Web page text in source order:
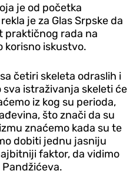
je od početka
je za Glas Srpske da
praktičnog rada na
korisno iskustvo.
četiri skeleta odraslih i
istraživanja skeleti će
iz kog su perioda,
što znači da su
znaćemo kada su te
dobiti jednu jasniju
faktor, da vidimo